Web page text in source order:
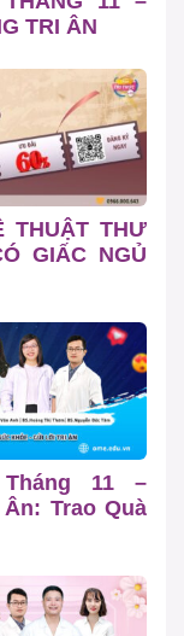
TRI ÂN
THUẬT THƯ
GIẤC NGỦ
11 –
Trao Quà